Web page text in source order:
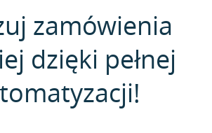
zamówienia
dzięki pełnej